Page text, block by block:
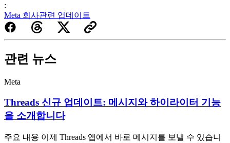
:
Meta 회사관련 업데이트
관련 뉴스
Meta
Threads 신규 업데이트: 메시지와 하이라이터 기능
을 소개합니다
주요 내용 이제 Threads 앱에서 바로 메시지를 보낼 수 있습니